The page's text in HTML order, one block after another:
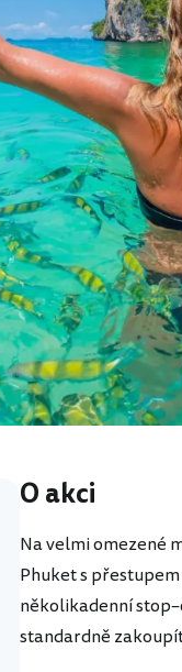
O akci
Na velmi omezené
Phuket s
několikadenní
standardně